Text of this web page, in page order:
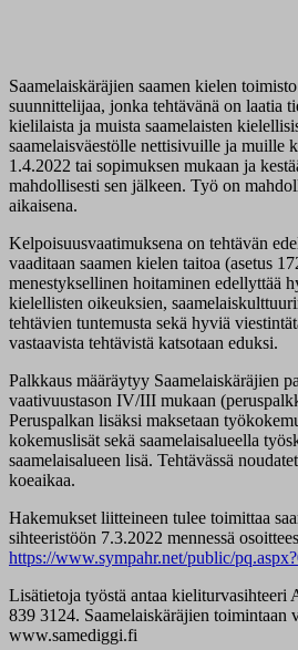
Saamelaiskäräjien saamen kielen
suunnittelijaa, jonka tehtävänä on laatia
kielilaista ja muista saamelaisten
saamelaisväestölle nettisivuille ja muille
1.4.2022 tai sopimuksen mukaan ja
mahdollisesti sen jälkeen. Työ on
aikaisena.
Kelpoisuusvaatimuksena on tehtävän
vaaditaan saamen kielen taitoa (asetus
menestyksellinen hoitaminen edellyttää
kielellisten oikeuksien,
tehtävien tuntemusta sekä hyviä
vastaavista tehtävistä katsotaan eduksi.
Palkkaus määräytyy Saamelaiskäräjien
vaativuustason IV/III mukaan
Peruspalkan lisäksi maksetaan
kokemuslisät sekä saamelaisalueella
saamelaisalueen lisä. Tehtävässä
koeaikaa.
Hakemukset liitteineen tulee toimittaa
sihteeristöön 7.3.2022 mennessä
https://www.sympahr.net/public/
Lisätietoja työstä antaa
839 3124. Saamelaiskäräjien toimintaan
www.samediggi.fi